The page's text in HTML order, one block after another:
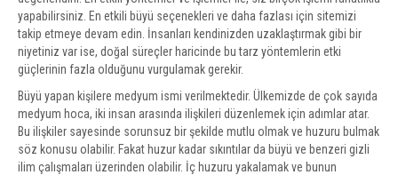
yapabilirsiniz. En etkili büyü seçenekleri ve daha fazlası için sitemizi
takip etmeye devam edin. İnsanları kendinizden uzaklaştırmak gibi bir
niyetiniz var ise, doğal süreçler haricinde bu tarz yöntemlerin etki
güçlerinin fazla olduğunu vurgulamak gerekir.
Büyü yapan kişilere medyum ismi verilmektedir. Ülkemizde de çok sayıda
medyum hoca, iki insan arasında ilişkileri düzenlemek için adımlar atar.
Bu ilişkiler sayesinde sorunsuz bir şekilde mutlu olmak ve huzuru bulmak
söz konusu olabilir. Fakat huzur kadar sıkıntılar da büyü ve benzeri gizli
ilim çalışmaları üzerinden olabilir. İç huzuru yakalamak ve bunun